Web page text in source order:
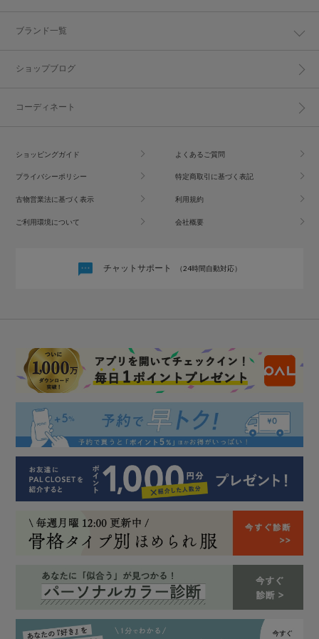
ブランド一覧
ショップブログ
コーディネート
ショッピングガイド よくあるご質問
プライバシーポリシー 特定商取引に基づく表記
古物営業法に基づく表示 利用規約
ご利用環境について 会社概要
チャットサポート （24時間自動対応）